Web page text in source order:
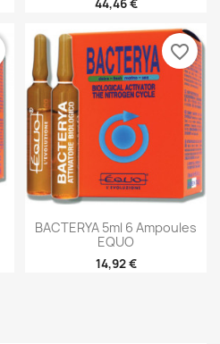
44,46 €
BACTERYA 5ml 6 Ampoules
EQUO
14,92 €
favorite_border